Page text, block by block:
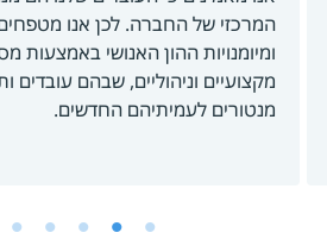
המרכזי של החברה. לכן אנו
ומיומנויות ההון האנושי באמצעות
מקצועיים וניהוליים, שבהם עובדים
מנטורים לעמיתיהם החדשים.